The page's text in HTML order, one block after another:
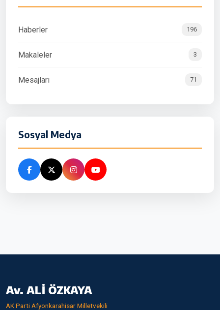
Haberler 196
Makaleler 3
Mesajları 71
Sosyal Medya
Av. ALİ ÖZKAYA
AK Parti Afyonkarahisar Milletvekili